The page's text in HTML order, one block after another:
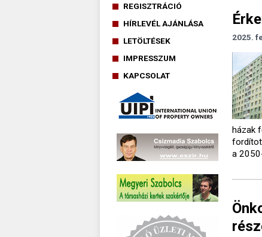
REGISZTRÁCIÓ
HÍRLEVÉL AJÁNLÁSA
LETÖLTÉSEK
IMPRESSZUM
KAPCSOLAT
2025.
házak
a